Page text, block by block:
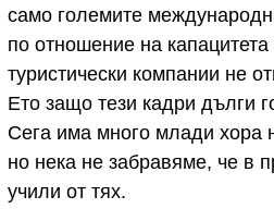
само големите
по отношение на
туристически компании не
Ето защо тези кадри дълги
Сега има много млади хора
но нека не забравяме, че в
учили от тях.